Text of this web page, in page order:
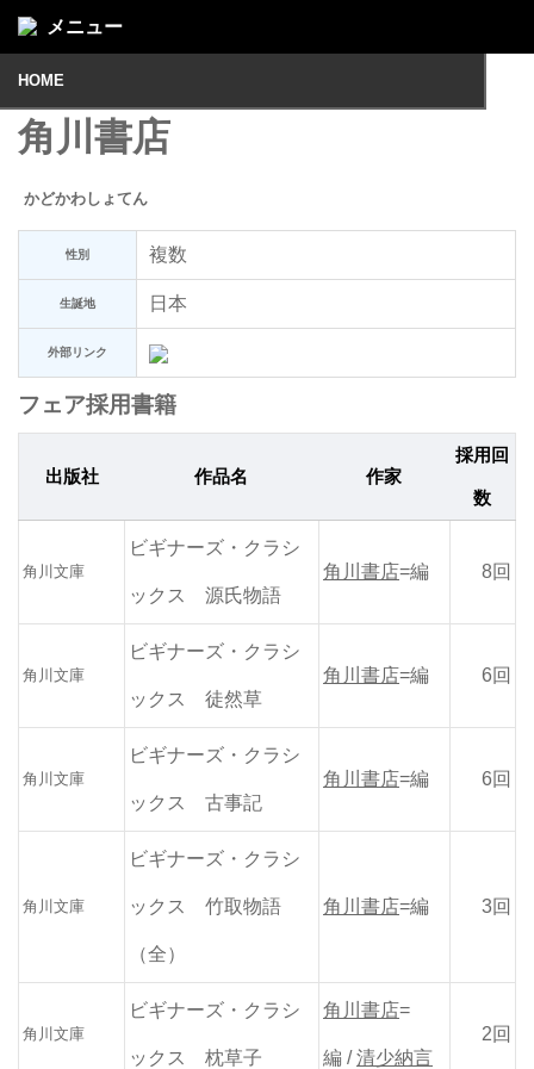
メニュー
HOME
角川書店
かどかわしょてん
性別 複数
生誕地 日本
外部リンク
フェア採用書籍
出版社 作品名 作家
採用回
数
角川文庫
ビギナーズ・クラシ
ックス 源氏物語
角川書店=編 8回
角川文庫
ビギナーズ・クラシ
ックス 徒然草
角川書店=編 6回
角川文庫
ビギナーズ・クラシ
ックス 古事記
角川書店=編 6回
角川文庫
ビギナーズ・クラシ
ックス 竹取物語
（全）
角川書店=編 3回
角川文庫
ビギナーズ・クラシ
ックス 枕草子
角川書店=
編 /清少納言
2回